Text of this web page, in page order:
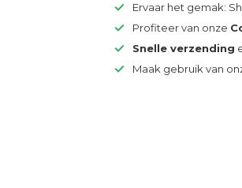
Ervaar het gemak:
Profiteer van onze
Snelle verzending
Maak gebruik van